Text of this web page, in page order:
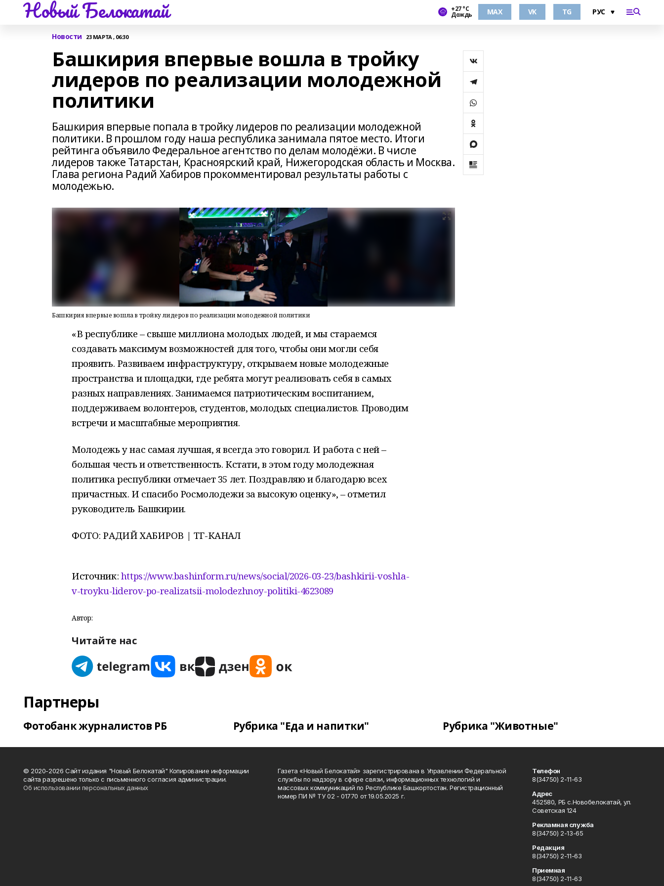
Новый Белокатай +27 °С
Дождь MAX VK TG
Новости 23 МАРТА , 06:30
Башкирия впервые вошла в тройку
лидеров по реализации молодежной
политики
Башкирия впервые попала в тройку лидеров по реализации молодежной
политики. В прошлом году наша республика занимала пятое место. Итоги
рейтинга объявило Федеральное агентство по делам молодёжи. В числе
лидеров также Татарстан, Красноярский край, Нижегородская область и Москва.
Глава региона Радий Хабиров прокомментировал результаты работы с
молодежью.
Башкирия впервые вошла в тройку лидеров по реализации молодежной политики
«В республике – свыше миллиона молодых людей, и мы стараемся
создавать максимум возможностей для того, чтобы они могли себя
проявить. Развиваем инфраструктуру, открываем новые молодежные
пространства и площадки, где ребята могут реализовать себя в самых
разных направлениях. Занимаемся патриотическим воспитанием,
поддерживаем волонтеров, студентов, молодых специалистов. Проводим
встречи и масштабные мероприятия.
Молодежь у нас самая лучшая, я всегда это говорил. И работа с ней –
большая честь и ответственность. Кстати, в этом году молодежная
политика республики отмечает 35 лет. Поздравляю и благодарю всех
причастных. И спасибо Росмолодежи за высокую оценку», – отметил
руководитель Башкирии.
ФОТО: РАДИЙ ХАБИРОВ | ТГ-КАНАЛ
Источник: https://www.bashinform.ru/news/social/2026-03-23/bashkirii-voshla-
v-troyku-liderov-po-realizatsii-molodezhnoy-politiki-4623089
Автор:
Читайте нас
Партнеры
Фотобанк журналистов РБ Рубрика "Еда и напитки" Рубрика "Животные"
© 2020-2026 Сайт издания "Новый Белокатай" Копирование информации
сайта разрешено только с письменного согласия администрации.
Об использовании персональных данных
Газета «Новый Белокатай» зарегистрирована в Управлении Федеральной
службы по надзору в сфере связи, информационных технологий и
массовых коммуникаций по Республике Башкортостан. Регистрационный
номер ПИ № ТУ 02 - 01770 от 19.05.2025 г.
Телефон
8(34750) 2-11-63
Адрес
452580, РБ с.Новобелокатай, ул.
Советская 124
Рекламная служба
8(34750) 2-13-65
Редакция
8(34750) 2-11-63
Приемная
8(34750) 2-11-63